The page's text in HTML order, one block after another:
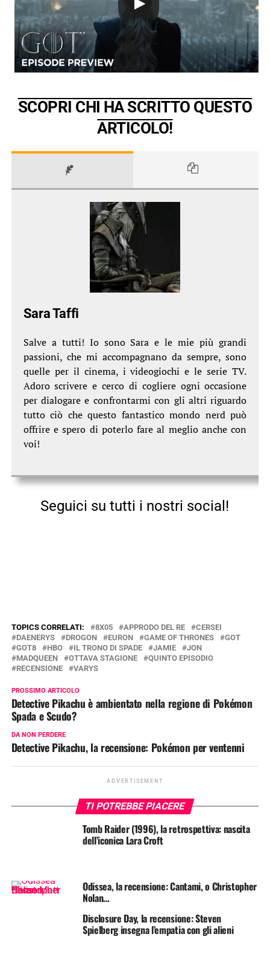
SCOPRI CHI HA SCRITTO QUESTO
ARTICOLO!
Sara Taffi
Salve a tutti! Io sono Sara e le mie più grandi
passioni, che mi accompagnano da sempre, sono
quelle per il cinema, i videogiochi e le serie TV.
Adoro scrivere e cerco di cogliere ogni occasione
per dialogare e confrontarmi con gli altri riguardo
tutto ciò che questo fantastico mondo nerd può
offrire e spero di poterlo fare al meglio anche con
voi!
Seguici su tutti i nostri social!
TOPICS CORRELATI: 8X05 APPRODO DEL RE
CERSEI
DAENERYS
DROGON EURON GAME OF THRONES
GOT
GOT8
HBO IL TRONO DI SPADE JAMIE
JON
MADQUEEN
OTTAVA STAGIONE
QUINTO EPISODIO
RECENSIONE
VARYS
PROSSIMO ARTICOLO
Detective Pikachu è ambientato nella regione di Pokémon
Spada e Scudo?
DA NON PERDERE
Detective Pikachu, la recensione: Pokémon per ventenni
ADVERTISEMENT
TI POTREBBE PIACERE
Tomb Raider (1996), la retrospettiva: nascita
dell’iconica Lara Croft
Odissea, la recensione: Cantami, o Christopher
Nolan…
Disclosure Day, la recensione: Steven
Spielberg insegna l’empatia con gli alieni